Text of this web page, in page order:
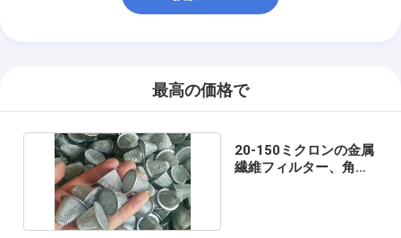
最高の価格で
20-150ミクロンの金属
繊維フィルター、角目